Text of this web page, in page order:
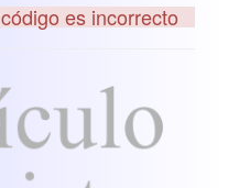
es incorrecto